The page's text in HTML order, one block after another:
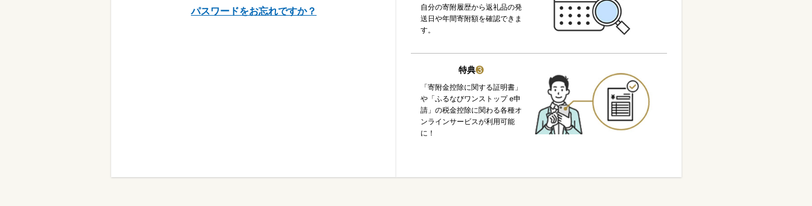
パスワードをお忘れですか？
自分の寄附履歴から返礼品の発
送日や年間寄附額を確認できま
す。
特典❸
「寄附金控除に関する証明書」
や「ふるなびワンストップ e申
請」の税金控除に関わる各種オ
ンラインサービスが利用可能
に！